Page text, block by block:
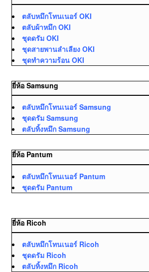
ตลับหมึกโทนเนอร์ OKI
ตลับผ้าหมึก OKI
ชุดดรัม OKI
ชุดสายพานลำเลียง OKI
ชุดทำความร้อน OKI
ยี่ห้อ Samsung
ตลับหมึกโทนเนอร์ Samsung
ชุดดรัม Samsung
ตลับทิ้งหมึก Samsung
ยี่ห้อ Pantum
ตลับหมึกโทนเนอร์ Pantum
ชุดดรัม Pantum
ยี่ห้อ Ricoh
ตลับหมึกโทนเนอร์ Ricoh
ชุดดรัม Ricoh
ตลับทิ้งหมึก Ricoh